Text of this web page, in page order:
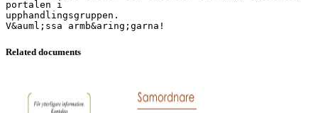
portalen i
upphandlingsgruppen.
Related documents